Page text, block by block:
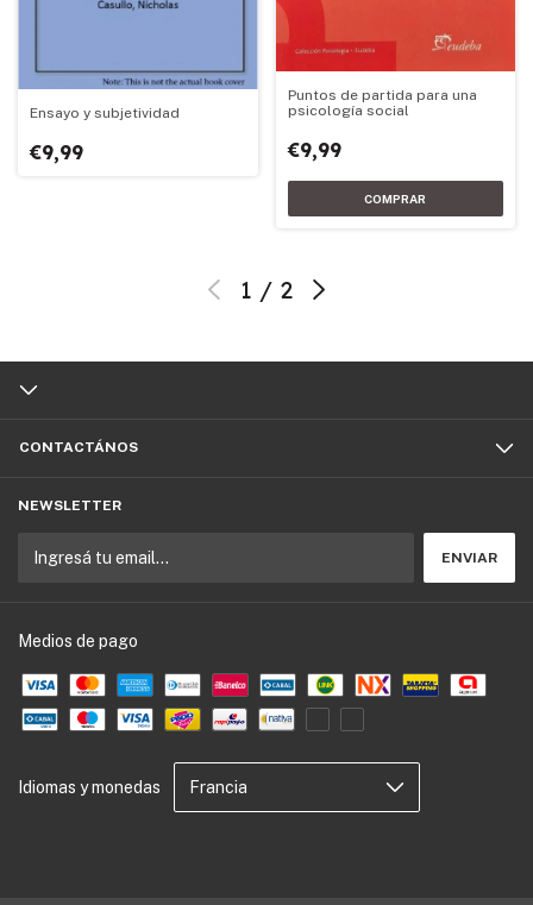
Ensayo y subjetividad
€9,99
Puntos de partida para una
psicología social
€9,99
1 / 2
CONTACTÁNOS
NEWSLETTER
Medios de pago
Idiomas y monedas